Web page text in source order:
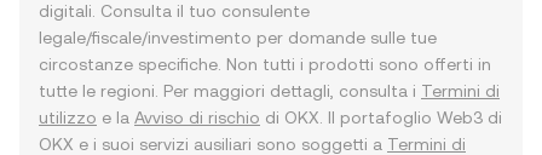
digitali. Consulta il tuo consulente
legale/fiscale/investimento per domande sulle tue
circostanze specifiche. Non tutti i prodotti sono offerti in
tutte le regioni. Per maggiori dettagli, consulta i Termini di
utilizzo e la Avviso di rischio di OKX. Il portafoglio Web3 di
OKX e i suoi servizi ausiliari sono soggetti a Termini di